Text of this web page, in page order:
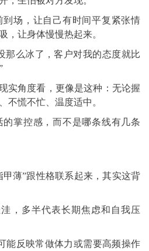
到场，让自己有时间平复紧张情
，让身体慢慢热起来。
那么冰了，客户对我的态度就比
实角度看，更像是这种：无论握
不慌不忙、温度适中。
掌控感，而不是哪条线有几条
甲薄”跟性格联系起来，其实这背
，多半代表长期焦虑和自我压
能反映常做体力或需要高频操作